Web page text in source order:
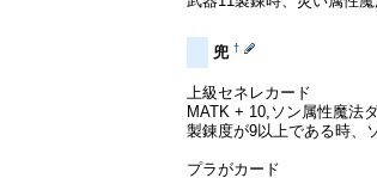
兜†
上級セネレカード
MATK + 10,ソン属性魔法
製錬度が9以上である時、
プラがカード